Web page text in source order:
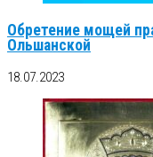
Обретение мощей
Ольшанской
18.07.2023